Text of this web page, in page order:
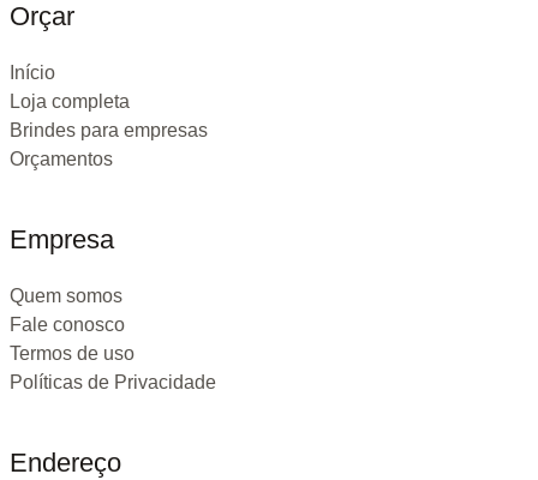
Orçar
Início
Loja completa
Brindes para empresas
Orçamentos
Empresa
Quem somos
Fale conosco
Termos de uso
Políticas de Privacidade
Endereço